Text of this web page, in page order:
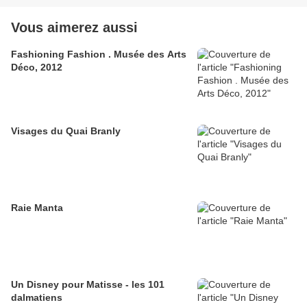
Vous aimerez aussi
Fashioning Fashion . Musée des Arts
Déco, 2012
Visages du Quai Branly
Raie Manta
Un Disney pour Matisse - les 101
dalmatiens